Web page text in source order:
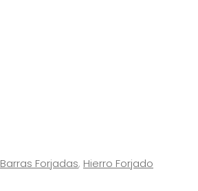
Barras Forjadas, Hierro Forjado